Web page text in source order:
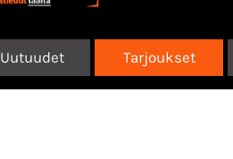
Uutuudet Tarjoukset